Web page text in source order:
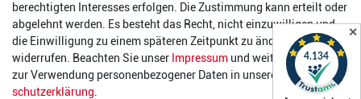
Dienstag:
14:00 - 17:00 Uhr
Mittwoch:
14:00 - 17:00 Uhr
Donnerstag:
14:00 - 17:00 Uhr
14:00 - 19:00 Uhr
10:00 - 17:00 Uhr
berechtigten Interesses erfolgen. Die Zustimmung kann erteilt oder
abgelehnt werden. Es besteht das Recht, nicht einzuwilligen und
die Einwilligung zu einem späteren Zeitpunkt zu ändern oder zu
widerrufen. Beachten Sie unser Impressum und weitere Hinweise
zur Verwendung personenbezogener Daten in unserer
Daten­
schutz­erklärung
✕